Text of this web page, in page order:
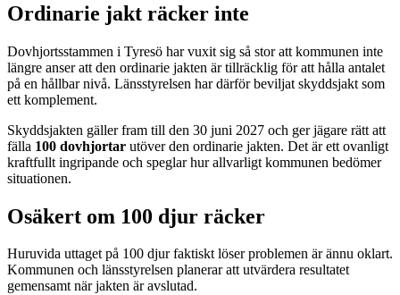
Ordinarie jakt räcker inte
Dovhjortsstammen i Tyresö har vuxit sig så stor att kommunen inte
längre anser att den ordinarie jakten är tillräcklig för att hålla antalet
på en hållbar nivå. Länsstyrelsen har därför beviljat skyddsjakt som
ett komplement.
Skyddsjakten gäller fram till den 30 juni 2027 och ger jägare rätt att
fälla 100 dovhjortar utöver den ordinarie jakten. Det är ett ovanligt
kraftfullt ingripande och speglar hur allvarligt kommunen bedömer
situationen.
Osäkert om 100 djur räcker
Huruvida uttaget på 100 djur faktiskt löser problemen är ännu oklart.
Kommunen och länsstyrelsen planerar att utvärdera resultatet
gemensamt när jakten är avslutad.